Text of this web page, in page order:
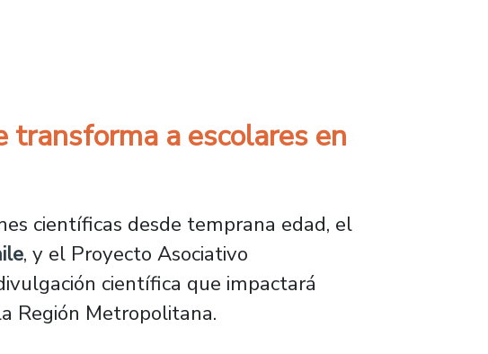
con Francia
transforma a escolares en
científicas desde temprana edad, el
, y el Proyecto Asociativo
científica que impactará
Región Metropolitana.